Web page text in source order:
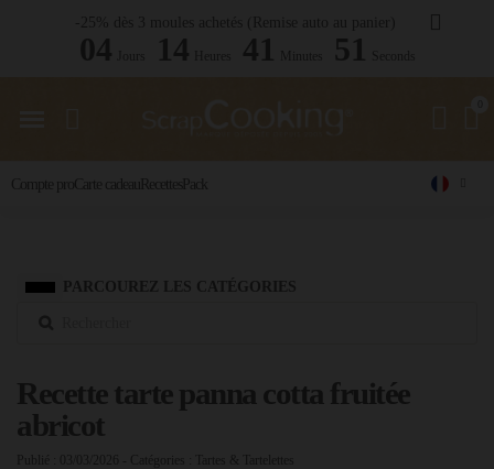
Compte pro Carte cadeau Recettes Pack
PARCOUREZ LES CATÉGORIES
Recette tarte panna cotta fruitée
abricot
Publié : 03/03/2026